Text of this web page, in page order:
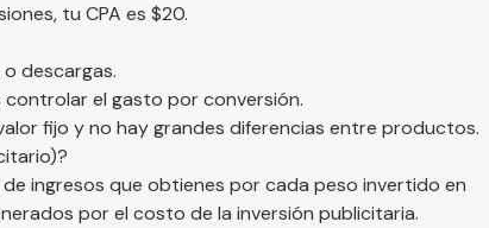
tu CPA es $20.
descargas.
el gasto por conversión.
fijo y no hay grandes diferencias entre productos.
ingresos que obtienes por cada peso invertido en
por el costo de la inversión publicitaria.